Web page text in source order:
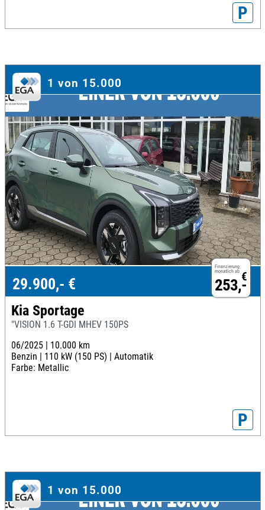
P
1 von 15.000
Finanzierung
monatlich ab €
253,-
29.900,- €
Kia Sportage
"VISION 1.6 T-GDI MHEV 150PS
06/2025 | 10.000 km
Benzin | 110 kW (150 PS) | Automatik
Farbe: Metallic
P
1 von 15.000